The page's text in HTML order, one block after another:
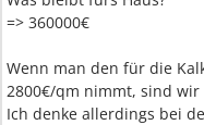
=> 360000€
Wenn man den für die
2800€/qm nimmt, sind wir
Ich denke allerdings bei